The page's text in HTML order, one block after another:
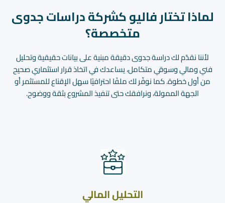
لماذا تختار فاليو كشركة دراسات جدوى
متخصصة؟
لأننا نقدّم لك دراسة جدوى دقيقة مبنية على بيانات حقيقية وتحليل
فني ومالي وسوقي متكامل، يساعدك في اتخاذ قرار استثماري صحيح
من أول خطوة. كما نوفّر لك ملفًا احترافيًا سهل الإقناع للمستثمر أو
الجهة الممولة، ونرافقك حتى تنفيذ المشروع بثقة ووضوح.
التحليل المالي